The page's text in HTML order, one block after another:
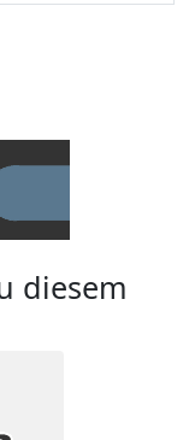
diesem